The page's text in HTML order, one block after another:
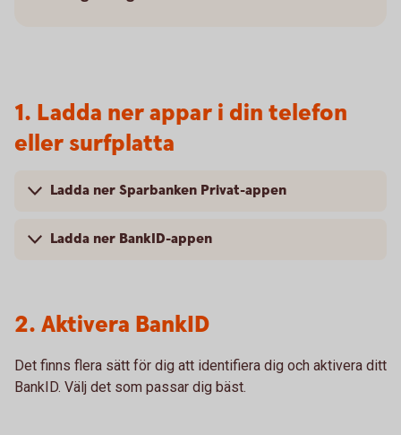
1. Ladda ner appar i din telefon
eller surfplatta
Ladda ner Sparbanken Privat-appen
Ladda ner BankID-appen
2. Aktivera BankID
Det finns flera sätt för dig att identifiera dig och aktivera ditt
BankID. Välj det som passar dig bäst.